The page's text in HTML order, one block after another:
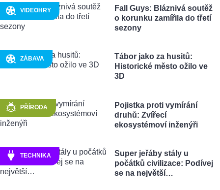
VIDEOHRY
Fall Guys: Bláznivá soutěž
o korunku zamířila do třetí
sezony
ZÁBAVA
Tábor jako za husitů:
Historické město ožilo ve
3D
PŘÍRODA
Pojistka proti vymírání
druhů: Zvířecí
ekosystémoví inženýři
TECHNIKA
Super jeřáby stály u
počátků civilizace: Podívej
se na největší…